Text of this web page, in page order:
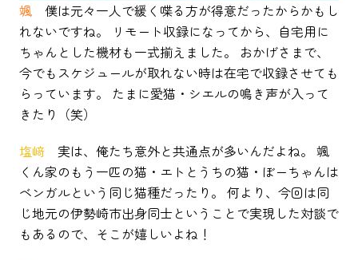
颯 僕は元々一人で緩く喋る方が得意だったからかもし
れないですね。 リモート収録になってから、自宅用に
ちゃんとした機材も一式揃えました。 おかげさまで、
今でもスケジュールが取れない時は在宅で収録させても
らっています。 たまに愛猫・シエルの鳴き声が入って
きたり（笑）
塩﨑 実は、俺たち意外と共通点が多いんだよね。 颯
くん家のもう一匹の猫・エトとうちの猫・ぼーちゃんは
ベンガルという同じ猫種だったり。 何より、今回は同
じ地元の伊勢崎市出身同士ということで実現した対談で
もあるので、そこが嬉しいよね！